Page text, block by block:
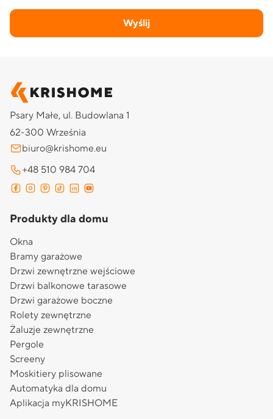
Wyślij
Psary Małe, ul. Budowlana 1
62-300 Września
biuro@krishome.eu
+48 510 984 704
Produkty dla domu
Okna
Bramy garażowe
Drzwi zewnętrzne wejściowe
Drzwi balkonowe tarasowe
Drzwi garażowe boczne
Rolety zewnętrzne
Żaluzje zewnętrzne
Pergole
Screeny
Moskitiery plisowane
Automatyka dla domu
Aplikacja myKRISHOME